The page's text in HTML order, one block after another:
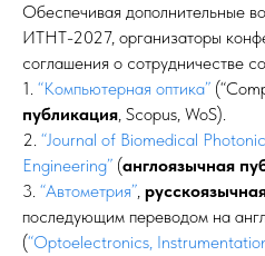
Обеспечивая дополнительные
ИТНТ-2027, организаторы
соглашения о сотрудничестве
1. “Компьютерная оптика”
публикация, Scopus, WoS).
2. “Journal of Biomedical
Engineering” (англоязычная
3. “Автометрия”,
последующим переводом на
(“Optoelectronics,